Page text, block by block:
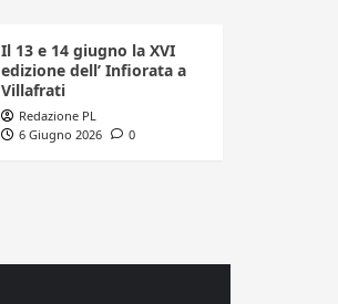
Il 13 e 14 giugno la XVI
edizione dell’ Infiorata a
Villafrati
Redazione PL
6 Giugno 2026
0